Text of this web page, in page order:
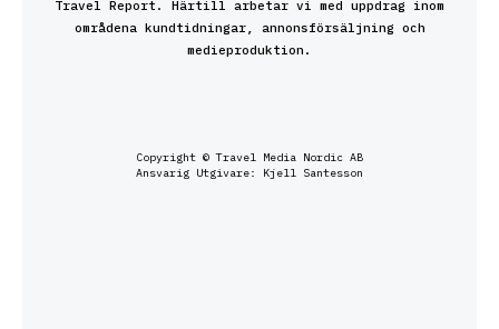
Travel Report. Härtill arbetar vi med uppdrag inom
områdena kundtidningar, annonsförsäljning och
medieproduktion.
Copyright © Travel Media Nordic AB
Ansvarig Utgivare: Kjell Santesson